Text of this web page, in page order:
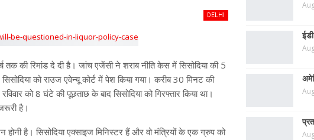
DELHI
तक की रिमांड दे दी है। जांच एजेंसी ने शराब नीति केस में सिसोदिया की 5
को राउज एवेन्यू कोर्ट में पेश किया गया। करीब 30 मिनट की
को 8 घंटे की पूछताछ के बाद सिसोदिया को गिरफ्तार किया था।
है।
है। सिसोदिया एक्साइज मिनिस्टर हैं और वो मंत्रियों के एक ग्रुप को